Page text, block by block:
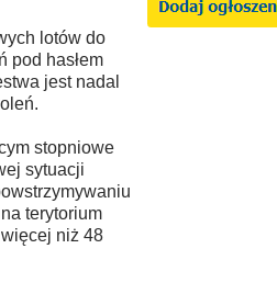
lotów do
pod hasłem
jest nadal
stopniowe
sytuacji
terytorium
niż 48